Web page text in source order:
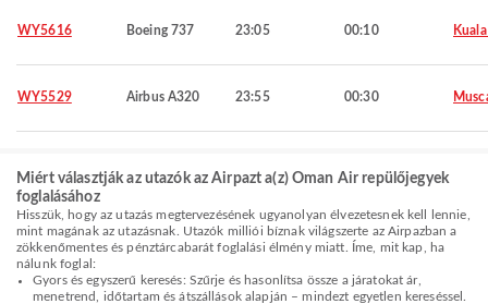
WY5616 Boeing 737 23:05 00:10
WY5529 Airbus A320 23:55 00:30
Miért választják az utazók az Airpazt a(z) Oman Air repülőjegyek
foglalásához
Hisszük, hogy az utazás megtervezésének ugyanolyan élvezetesnek kell lennie,
mint magának az utazásnak. Utazók milliói bíznak világszerte az Airpazban a
zökkenőmentes és pénztárcabarát foglalási élmény miatt. Íme, mit kap, ha
nálunk foglal:
Gyors és egyszerű keresés: Szűrje és hasonlítsa össze a járatokat ár,
menetrend, időtartam és átszállások alapján – mindezt egyetlen kereséssel.